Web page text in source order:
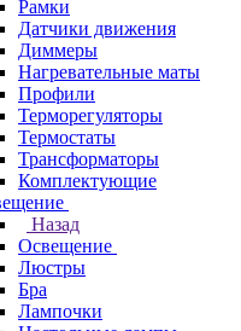
Рамки
Датчики движения
Диммеры
Нагревательные маты
Профили
Терморегуляторы
Термостаты
Трансформаторы
Комплектующие
Назад
Освещение
Люстры
Бра
Лампочки